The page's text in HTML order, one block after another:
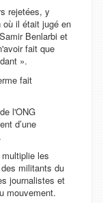
rejetées, y
il était jugé en
Benlarbi et
fait que
».
fait
l'ONG
d’une
les
militants du
journalistes et
mouvement.